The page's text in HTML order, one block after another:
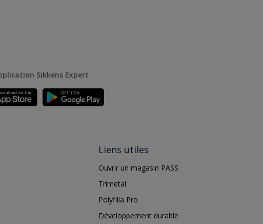
Sikkens Expert
Liens utiles
Ouvrir un magasin PASS
Trimetal
Polyfilla Pro
Développement durable